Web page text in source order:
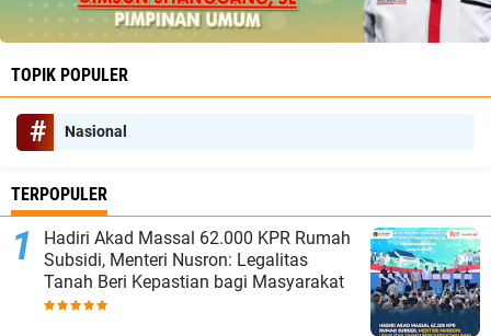
TOPIK POPULER
Nasional
TERPOPULER
Hadiri Akad Massal 62.000 KPR Rumah
Subsidi, Menteri Nusron: Legalitas
Tanah Beri Kepastian bagi Masyarakat